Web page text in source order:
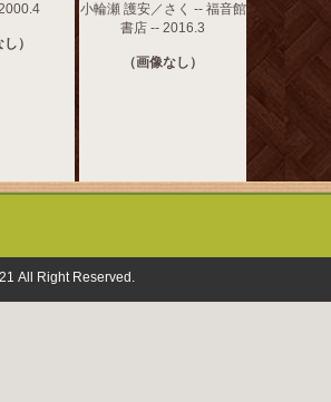
）
小輪瀬 護安／さく -- 福音館
書店 -- 2016.3
（画像なし）
All Right Reserved.